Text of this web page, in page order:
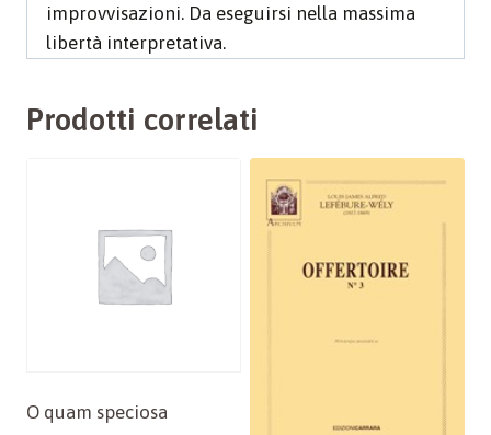
improvvisazioni. Da eseguirsi nella massima
libertà interpretativa.
Prodotti correlati
O quam speciosa